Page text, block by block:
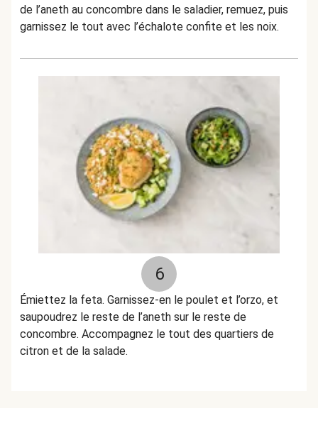
de l’aneth au concombre dans le saladier, remuez, puis
garnissez le tout avec l’échalote confite et les noix.
6
Émiettez la feta. Garnissez-en le poulet et l’orzo, et
saupoudrez le reste de l’aneth sur le reste de
concombre. Accompagnez le tout des quartiers de
citron et de la salade.